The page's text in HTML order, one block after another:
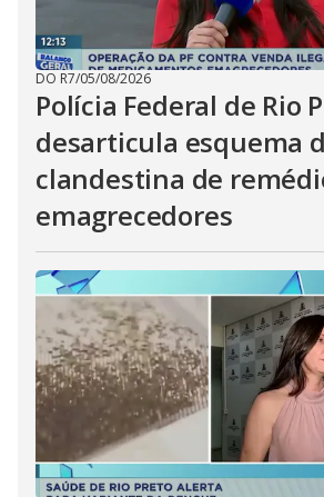
DO R7/05/08/2026
Polícia Federal de Rio
desarticula esquema
clandestina de
emagrecedores